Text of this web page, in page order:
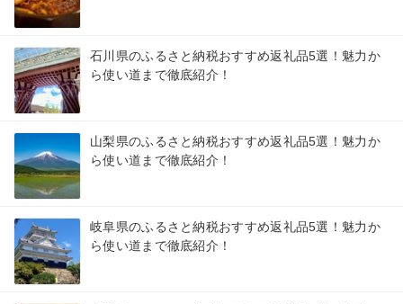
石川県のふるさと納税おすすめ返礼品5選！魅力か
ら使い道まで徹底紹介！
山梨県のふるさと納税おすすめ返礼品5選！魅力か
ら使い道まで徹底紹介！
岐阜県のふるさと納税おすすめ返礼品5選！魅力か
ら使い道まで徹底紹介！